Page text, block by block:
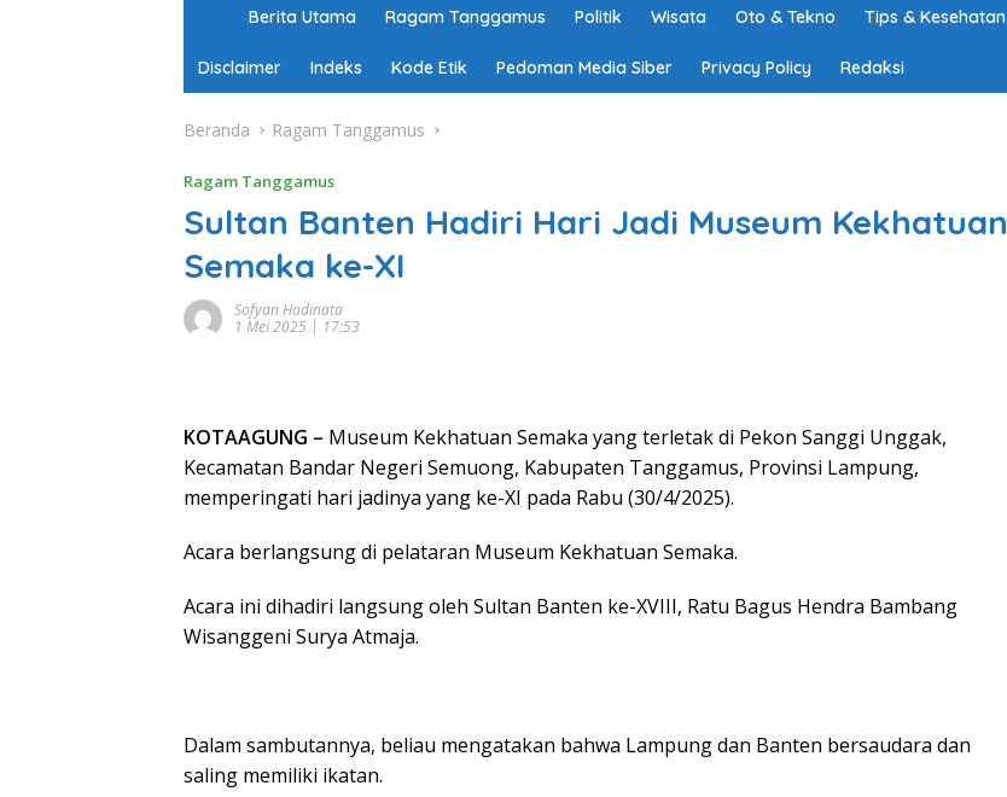
m
e
Berita Utama Ragam Tanggamus Politik Wisata Oto & Tekno Tips & Kesehatan
Disclaimer Indeks Kode Etik Pedoman Media Siber Privacy Policy Redaksi
Beranda Ragam Tanggamus
Ragam Tanggamus
Sultan Banten Hadiri Hari Jadi Museum Kekhatuan
Semaka ke-XI
Sofyan Hadinata
1 Mei 2025 | 17:53
KOTAAGUNG – Museum Kekhatuan Semaka yang terletak di Pekon Sanggi Unggak,
Kecamatan Bandar Negeri Semuong, Kabupaten Tanggamus, Provinsi Lampung,
memperingati hari jadinya yang ke-XI pada Rabu (30/4/2025).
Acara berlangsung di pelataran Museum Kekhatuan Semaka.
Acara ini dihadiri langsung oleh Sultan Banten ke-XVIII, Ratu Bagus Hendra Bambang
Wisanggeni Surya Atmaja.
Dalam sambutannya, beliau mengatakan bahwa Lampung dan Banten bersaudara dan
saling memiliki ikatan.